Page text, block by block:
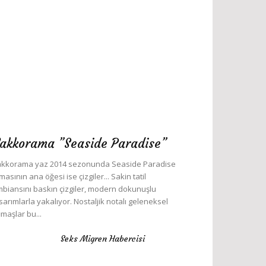
”Seaside Paradise”
yaz 2014 sezonunda Seaside Paradise
ana öğesi ise çizgiler... Sakin tatil
baskın çizgiler, modern dokunuşlu
yakalıyor. Nostaljik notalı geleneksel
bu...
Seks Migren Habercisi